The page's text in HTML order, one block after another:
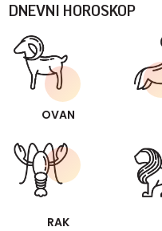
DNEVNI HOROSKOP
OVAN
RAK